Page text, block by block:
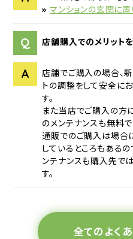
» マンションの玄関に
Q 店舗購入でのメリット
A
店舗でご購入の場合、
トの調整をして安全に
す。
また当店でご購入の方
のメンテナンスも無料で
通販でのご購入は場合
しているところもある
ンテナンスも購入先で
す。
全てのよく